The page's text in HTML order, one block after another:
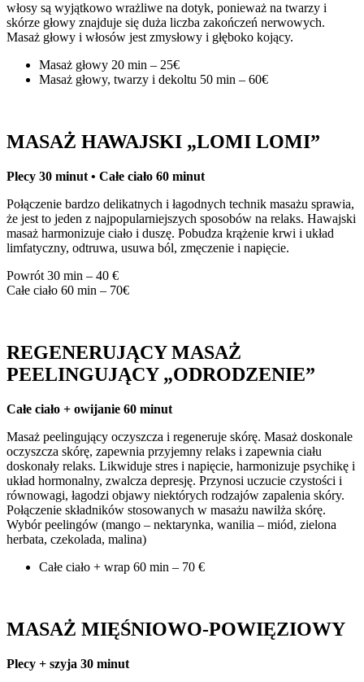
włosy są wyjątkowo wrażliwe na dotyk, ponieważ na twarzy i
skórze głowy znajduje się duża liczba zakończeń nerwowych.
Masaż głowy i włosów jest zmysłowy i głęboko kojący.
Masaż głowy 20 min – 25€
Masaż głowy, twarzy i dekoltu 50 min – 60€
MASAŻ HAWAJSKI „LOMI LOMI”
Plecy 30 minut • Całe ciało 60 minut
Połączenie bardzo delikatnych i łagodnych technik masażu sprawia,
że ​​jest to jeden z najpopularniejszych sposobów na relaks. Hawajski
masaż harmonizuje ciało i duszę. Pobudza krążenie krwi i układ
limfatyczny, odtruwa, usuwa ból, zmęczenie i napięcie.
Powrót 30 min – 40 €
Całe ciało 60 min – 70€
REGENERUJĄCY MASAŻ
PEELINGUJĄCY „ODRODZENIE”
Całe ciało + owijanie 60 minut
Masaż peelingujący oczyszcza i regeneruje skórę. Masaż doskonale
oczyszcza skórę, zapewnia przyjemny relaks i zapewnia ciału
doskonały relaks. Likwiduje stres i napięcie, harmonizuje psychikę i
układ hormonalny, zwalcza depresję. Przynosi uczucie czystości i
równowagi, łagodzi objawy niektórych rodzajów zapalenia skóry.
Połączenie składników stosowanych w masażu nawilża skórę.
Wybór peelingów (mango – nektarynka, wanilia – miód, zielona
herbata, czekolada, malina)
Całe ciało + wrap 60 min – 70 €
MASAŻ MIĘŚNIOWO-POWIĘZIOWY
Plecy + szyja 30 minut